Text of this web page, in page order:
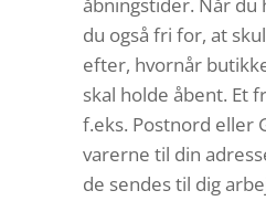
du også fri for, at
efter, hvornår
skal holde åbent. Et
f.eks. Postnord eller
varerne til din
de sendes til dig